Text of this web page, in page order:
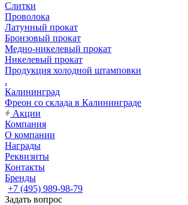
Слитки
Проволока
Латунный прокат
Бронзовый прокат
Медно-никелевый прокат
Никелевый прокат
Продукция холодной штамповки
.
Калининград
Фреон со склада в Калининграде
Акции
Компания
О компании
Награды
Реквизиты
Контакты
Бренды
+7 (495) 989-98-79
Задать вопрос